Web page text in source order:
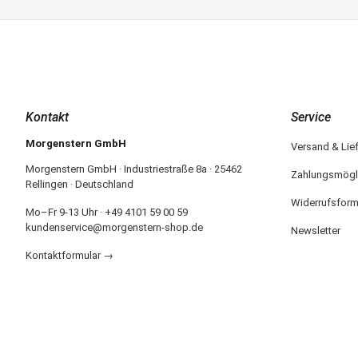
Kontakt
Morgenstern GmbH
Morgenstern GmbH · Industriestraße 8a · 25462
Rellingen · Deutschland
Mo–Fr 9-13 Uhr · +49 4101 59 00 59
kundenservice@morgenstern-shop.de
Kontaktformular →
Service
Versand &
Newsletter